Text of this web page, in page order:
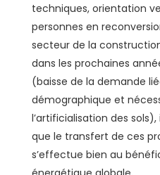
techniques, orientation
personnes en
secteur de la
dans les prochaines
(baisse de la demande
démographique et
l’artificialisation des
que le transfert de ces
s’effectue bien au